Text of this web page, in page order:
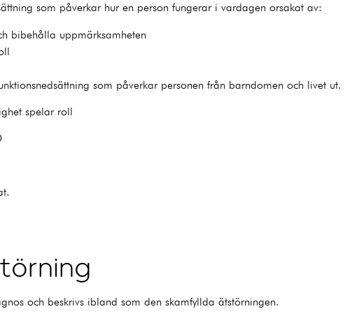
som påverkar hur en person fungerar i vardagen orsakat av:
bibehålla uppmärksamheten
som påverkar personen från barndomen och livet ut.
spelar roll
och beskrivs ibland som den skamfyllda ätstörningen.